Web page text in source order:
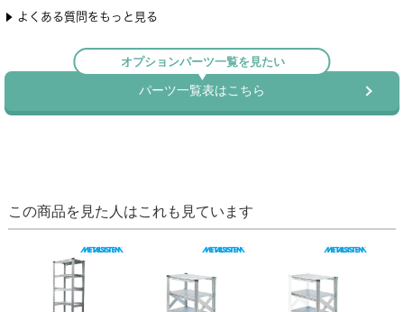
この商品を見た人はこれも見ています